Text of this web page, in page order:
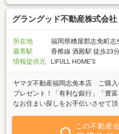
グラングッド不動産株式会
所在地
福岡県糟屋郡志免町志
最寄駅
香椎線 酒殿駅 徒歩23分
情報提供元
LIFULL HOME'S
ヤマダ不動産福岡志免本店 ご購入
プレゼント！「有利な銀行」「豊
なお住まい探しをお手伝いさせて頂
この不動産